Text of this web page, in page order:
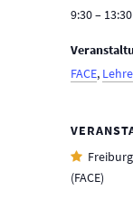
9:30 – 13:30
FACE, Lehre
(FACE)